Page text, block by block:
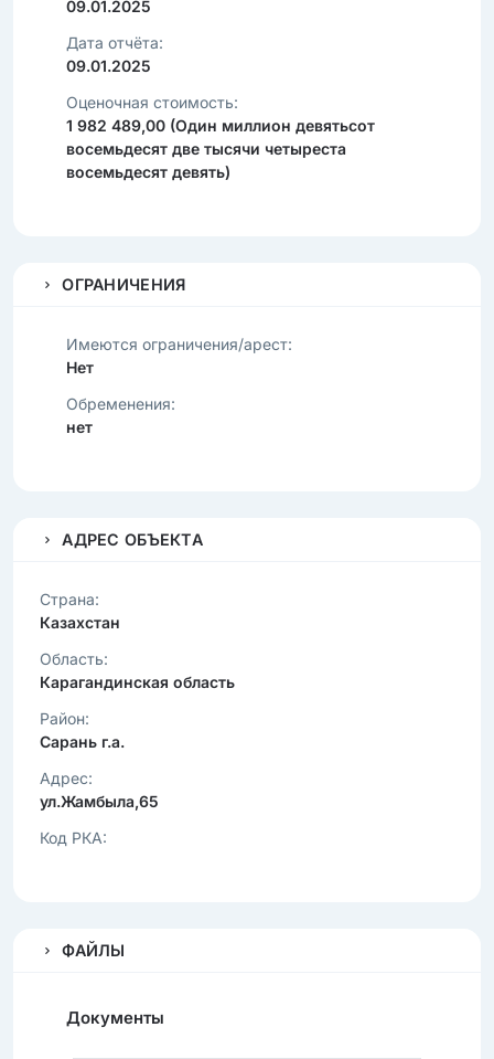
09.01.2025
Дата отчёта:
09.01.2025
Оценочная стоимость:
1 982 489,00 (Один миллион девятьсот
восемьдесят две тысячи четыреста
восемьдесят девять)
ОГРАНИЧЕНИЯ
Имеются ограничения/арест:
Нет
Обременения:
нет
АДРЕС ОБЪЕКТА
Страна:
Казахстан
Область:
Карагандинская область
Район:
Сарань г.а.
Адрес:
ул.Жамбыла,65
Код РКА:
ФАЙЛЫ
Документы